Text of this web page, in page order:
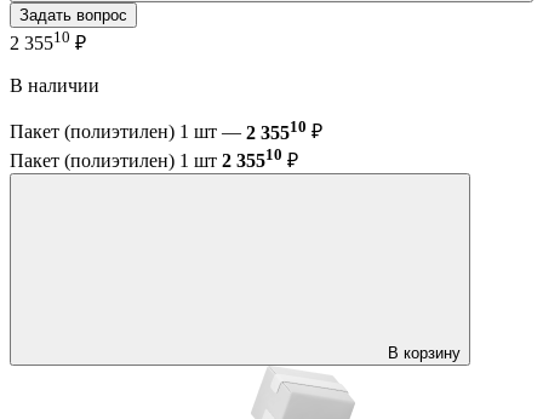
Задать вопрос
2 35510 ₽
В наличии
Пакет (полиэтилен) 1 шт — 2 35510 ₽
Пакет (полиэтилен) 1 шт 2 35510 ₽
В корзину